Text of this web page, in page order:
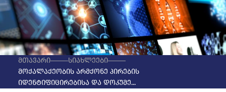
მთავარი
სიახლეები
მოქალაქეობის არმქონე პირების
იდენტიფიცირებისა და დოკუმე...